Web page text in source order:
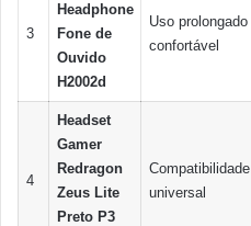
3
Headphone
Fone de
Ouvido
H2002d
Uso prolongado
confortável
4
Headset
Gamer
Redragon
Zeus Lite
Preto P3
Compatibilidade
universal